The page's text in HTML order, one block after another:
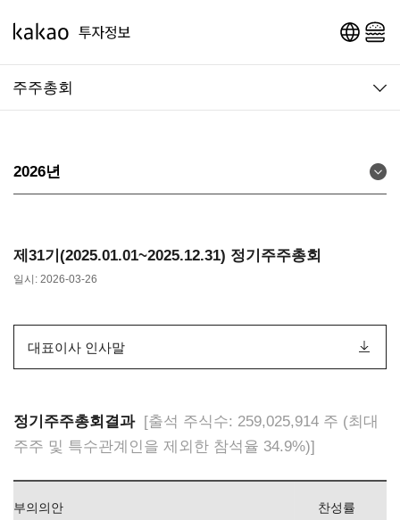
주주총회
2026년
제31기(2025.01.01~2025.12.31) 정기주주총회
일시: 2026-03-26
대표이사 인사말
정기주주총회결과 [출석 주식수: 259,025,914 주 (최대
주주 및 특수관계인을 제외한 참석율 34.9%)]
부의의안 찬성률